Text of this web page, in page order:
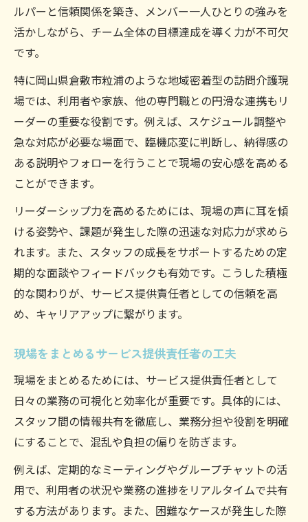
ルパーと信頼関係を築き、メンバー一人ひとりの強みを
活かしながら、チーム全体の目標達成を導く力が不可欠
です。
特に岡山県倉敷市粒浦のような地域密着型の訪問介護現
場では、利用者や家族、他の専門職との円滑な連携もリ
ーダーの重要な役割です。例えば、スケジュール調整や
急な対応が必要な場面で、臨機応変に判断し、納得感の
ある説明やフォローを行うことで現場の安心感を高める
ことができます。
リーダーシップ力を高めるためには、現場の声に耳を傾
ける姿勢や、課題が発生した際の迅速な対応力が求めら
れます。また、スタッフの成長をサポートするための定
期的な面談やフィードバックも有効です。こうした積極
的な関わりが、サービス提供責任者としての信頼を高
め、キャリアアップに繋がります。
現場をまとめるサービス提供責任者の工夫
現場をまとめるためには、サービス提供責任者として
日々の業務の可視化と効率化が重要です。具体的には、
スタッフ間の情報共有を徹底し、業務分担や役割を明確
にすることで、混乱や負担の偏りを防ぎます。
例えば、定期的なミーティングやグループチャットの活
用で、利用者の状況や業務の進捗をリアルタイムで共有
する方法があります。また、困難なケースが発生した際